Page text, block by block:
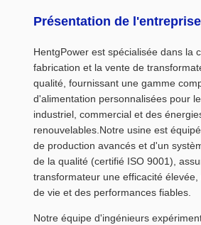
Présentation de l'entreprise
HentgPower est spécialisée dans la
fabrication et la vente de
qualité, fournissant une gamme
d'alimentation personnalisées pour
industriel, commercial et des
renouvelables.Notre usine est
de production avancés et d'un
de la qualité (certifié ISO 9001),
transformateur une efficacité
de vie et des performances fiables.
Notre équipe d'ingénieurs